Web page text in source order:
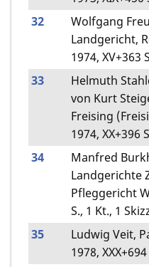
32
Wolfgang
Landgericht,
1974, XV+363
33
Helmuth
von Kurt
Freising
1974, XX+396
34
Manfred
Landgerichte
Pfleggericht
S., 1 Kt., 1
35
Ludwig Veit,
1978,